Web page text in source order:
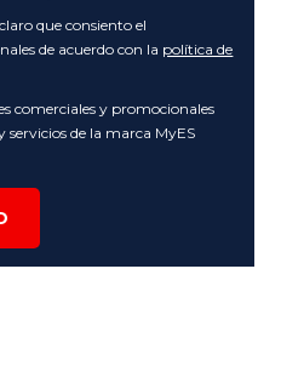
que consiento el
de acuerdo con la política de
comerciales y promocionales
servicios de la marca MyES